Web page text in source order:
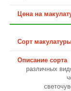
различных